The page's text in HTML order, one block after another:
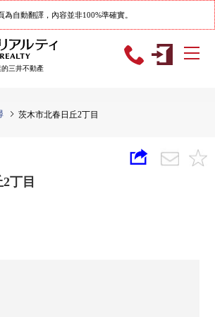
為自動翻譯，內容並非100%準確實。
三井不動產
茨木市北春日丘2丁目
2丁目